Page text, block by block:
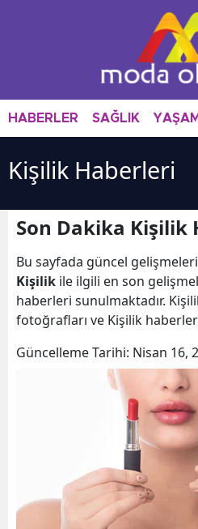
HABERLER SAĞLIK YAŞAM
Kişilik Haberleri
Son Dakika Kişilik
Bu sayfada güncel
Kişilik ile ilgili en son
haberleri sunulmaktadır.
fotoğrafları ve Kişilik
Güncelleme Tarihi: Nisan 16,